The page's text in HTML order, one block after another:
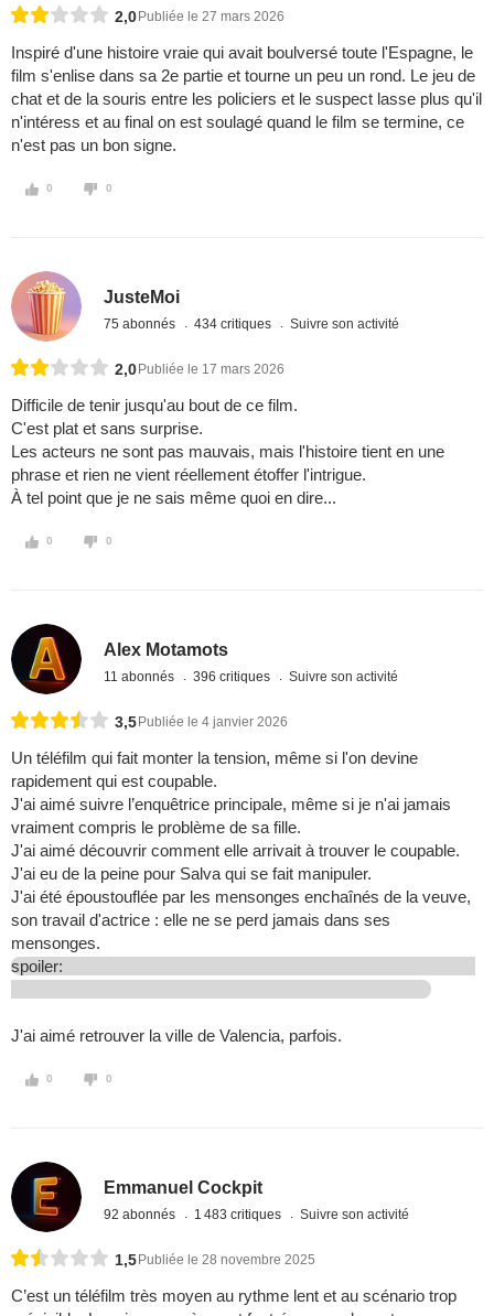
2,0 Publiée le 27 mars 2026
Inspiré d'une histoire vraie qui avait boulversé toute l'Espagne, le
film s'enlise dans sa 2e partie et tourne un peu un rond. Le jeu de
chat et de la souris entre les policiers et le suspect lasse plus qu'il
n'intéress et au final on est soulagé quand le film se termine, ce
n'est pas un bon signe.
0 0
JusteMoi
75 abonnés 434 critiques Suivre son activité
2,0 Publiée le 17 mars 2026
Difficile de tenir jusqu'au bout de ce film.
C'est plat et sans surprise.
Les acteurs ne sont pas mauvais, mais l'histoire tient en une
phrase et rien ne vient réellement étoffer l'intrigue.
À tel point que je ne sais même quoi en dire...
0 0
Alex Motamots
11 abonnés 396 critiques Suivre son activité
3,5 Publiée le 4 janvier 2026
Un téléfilm qui fait monter la tension, même si l'on devine
rapidement qui est coupable.
J'ai aimé suivre l’enquêtrice principale, même si je n'ai jamais
vraiment compris le problème de sa fille.
J'ai aimé découvrir comment elle arrivait à trouver le coupable.
J'ai eu de la peine pour Salva qui se fait manipuler.
J'ai été époustouflée par les mensonges enchaînés de la veuve,
son travail d'actrice : elle ne se perd jamais dans ses
mensonges.
spoiler:
J'ai aimé retrouver la ville de Valencia, parfois.
0 0
Emmanuel Cockpit
92 abonnés 1 483 critiques Suivre son activité
1,5 Publiée le 28 novembre 2025
C’est un téléfilm très moyen au rythme lent et au scénario trop